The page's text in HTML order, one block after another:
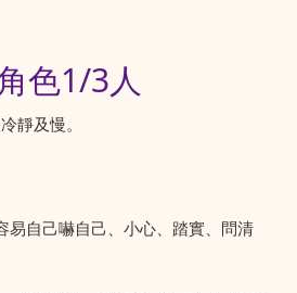
色1/3人
靜及慢。
易自己嚇自己、小心、踏實、問清